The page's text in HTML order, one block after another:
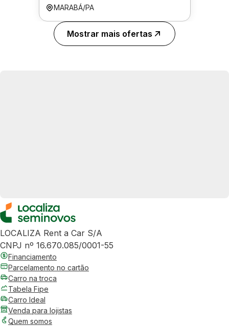
MARABÁ/PA
Mostrar mais ofertas
LOCALIZA Rent a Car S/A
CNPJ nº 16.670.085/0001-55
Financiamento
Parcelamento no cartão
Carro na troca
Tabela Fipe
Carro Ideal
Venda para lojistas
Quem somos